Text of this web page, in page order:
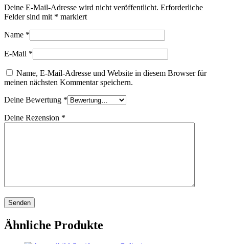
Deine E-Mail-Adresse wird nicht veröffentlicht. Erforderliche
Felder sind mit * markiert
Name *
E-Mail *
Name, E-Mail-Adresse und Website in diesem Browser für
meinen nächsten Kommentar speichern.
Deine Bewertung *
Deine Rezension *
Ähnliche Produkte